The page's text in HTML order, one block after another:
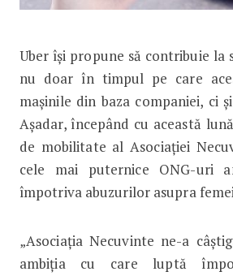
Uber își propune să contribuie la
nu doar în timpul pe care
mașinile din baza companiei, ci
Așadar, începând cu această
de mobilitate al Asociației
cele mai puternice ONG-uri
împotriva abuzurilor asupra
„Asociația Necuvinte ne-a
ambiția cu care luptă